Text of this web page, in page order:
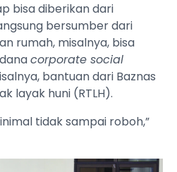
bisa diberikan dari
bersumber dari
rumah, misalnya, bisa
corporate social
bantuan dari Baznas
layak huni (RTLH).
tidak sampai roboh,”